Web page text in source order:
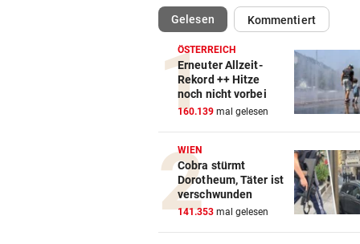
VON HOF VERSCHWUNDEN
Vermisstes Kätzchen-
wieder vereint
TROCKEN WIE NIE vor
Hitze-Hammer! Wo
Feuerpause haben
Gelesen(ausgewählt)Kommentiert
ÖSTERREICH
Erneuter Allzeit-
Rekord ++ Hitze
noch nicht vorbei
160.139 mal gelesen
WIEN
Cobra stürmt
Dorotheum, Täter ist
verschwunden
141.353 mal gelesen